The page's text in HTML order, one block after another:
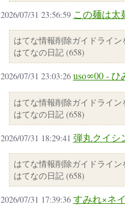
2026/07/31 23:56:59 この麺は太
はてな情報削除ガイドライン
はてなの日記 (658)
2026/07/31 23:03:26 uso∞00 - ひ
はてな情報削除ガイドライン
はてなの日記 (658)
2026/07/31 18:29:41 弾丸クイシ
はてな情報削除ガイドライン
はてなの日記 (658)
2026/07/31 17:39:36 すみれ×ネ